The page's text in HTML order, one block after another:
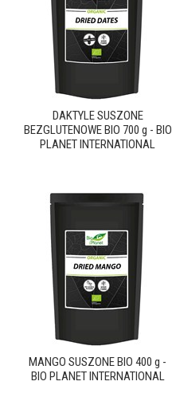
DAKTYLE SUSZONE
BEZGLUTENOWE BIO 700 g - BIO
PLANET INTERNATIONAL
MANGO SUSZONE BIO 400 g -
BIO PLANET INTERNATIONAL